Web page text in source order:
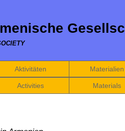
Aktivitäten Materialien
Activities Materials